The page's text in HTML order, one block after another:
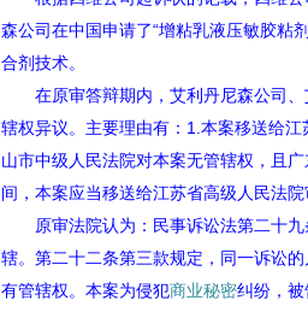
森公司在中国申请了“增粘乳液压敏胶粘
合剂技术。
在原审答辩期内，艾利丹尼森公司、
辖权异议。主要理由有： 1.本案移送给江
山市中级人民法院对本案无管辖权，且
间，本案应当移送给江苏省高级人民法院
原审法院认为：民事诉讼法第二十九
辖。第二十二条第三款规定，同一诉讼
有管辖权。本案为侵犯商业秘密纠纷，